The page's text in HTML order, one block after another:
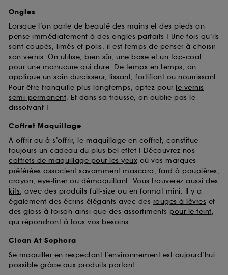
Ongles
Lorsque l’on parle de beauté des mains et des pieds on
pense immédiatement à des ongles parfaits ! Une fois qu’ils
sont coupés, limés et polis, il est temps de penser à choisir
son vernis. On utilise, bien sûr, une base et un top-coat
pour une manucure qui dure. De temps en temps, on
applique un soin durcisseur, lissant, fortifiant ou nourrissant.
Pour être tranquille plus longtemps, optez pour le vernis
semi-permanent. Et dans sa trousse, on oublie pas le
dissolvant !
Coffret Maquillage
A offrir ou à s’offrir, le maquillage en coffret, constitue
toujours un cadeau du plus bel effet ! Découvrez nos
coffrets de maquillage pour les yeux où vos marques
préférées associent savamment mascara, fard à paupières,
crayon, eye-liner ou démaquillant. Vous trouverez aussi des
kits, avec des produits full-size ou en format mini. Il y a
également des écrins élégants avec des rouges à lèvres et
des gloss à foison ainsi que des assortiments pour le teint,
qui répondront à tous vos besoins.
Clean At Sephora
Se maquiller en respectant l’environnement est aujourd’hui
possible grâce aux produits portant
utilisés,